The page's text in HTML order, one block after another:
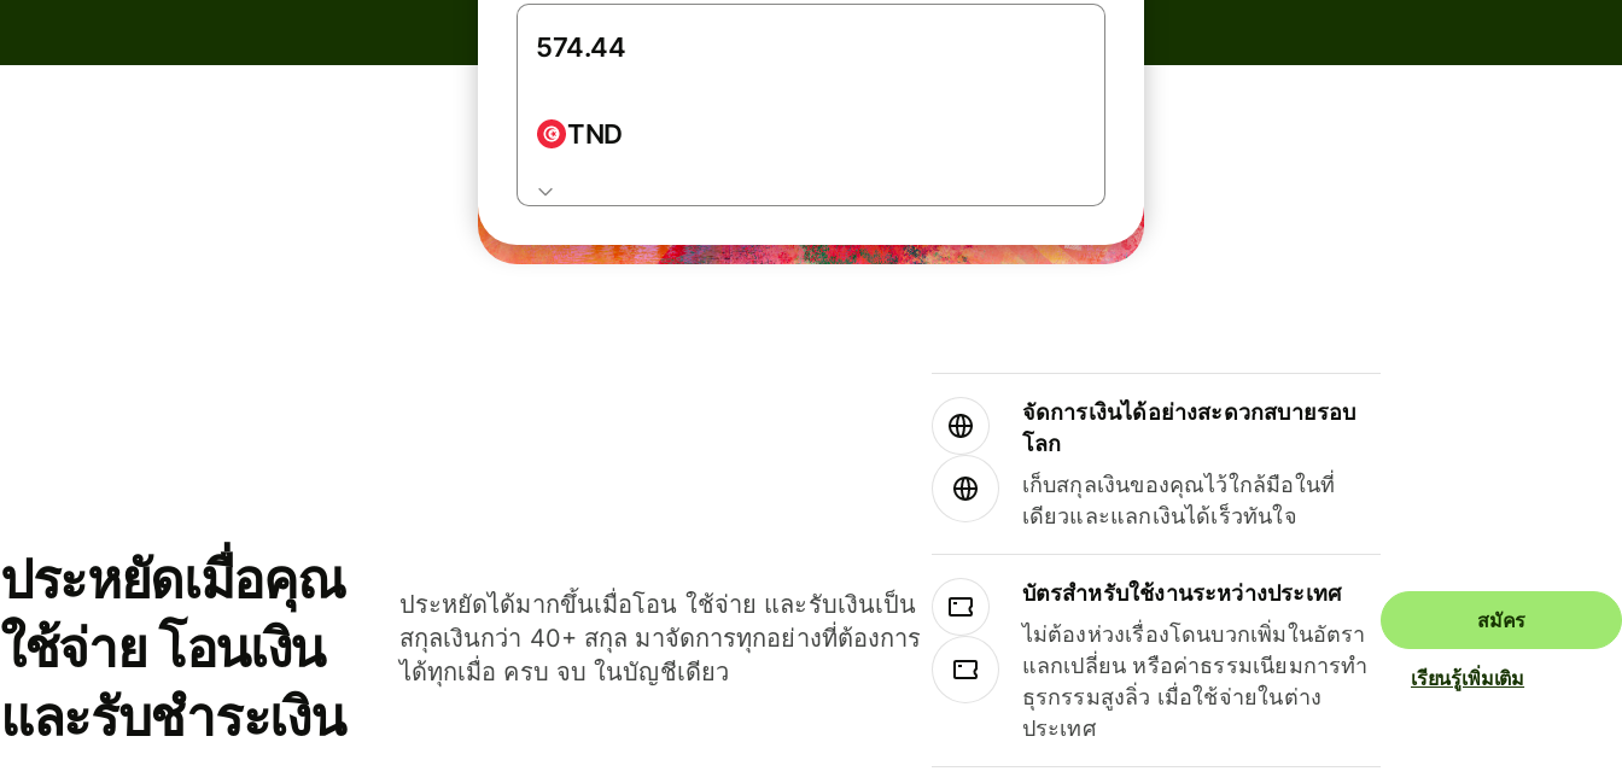
TND
ประหยัดเมื่อคุณ
ใช้จ่าย โอนเงิน
และรับชำระเงิน
ประหยัดได้มากขึ้นเมื่อโอน ใช้จ่าย และรับเงินเป็น
สกุลเงินกว่า 40+ สกุล มาจัดการทุกอย่างที่ต้องการ
ได้ทุกเมื่อ ครบ จบ ในบัญชีเดียว
จัดการเงินได้อย่างสะดวกสบายรอบ
โลก
เก็บสกุลเงินของคุณไว้ใกล้มือในที่
เดียวและแลกเงินได้เร็วทันใจ
บัตรสำหรับใช้งานระหว่างประเทศ
ไม่ต้องห่วงเรื่องโดนบวกเพิ่มในอัตรา
แลกเปลี่ยน หรือค่าธรรมเนียมการทำ
ธุรกรรมสูงลิ่ว เมื่อใช้จ่ายในต่าง
ประเทศ
สมัคร
เรียนรู้เพิ่มเติม